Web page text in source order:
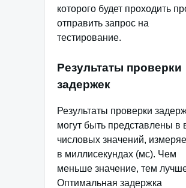
которого будет проходить
отправить запрос на
тестирование.
Результаты проверки
задержек
Результаты проверки
могут быть представлены в
числовых значений,
в миллисекундах (мс). Чем
меньше значение, тем
Оптимальная задержка